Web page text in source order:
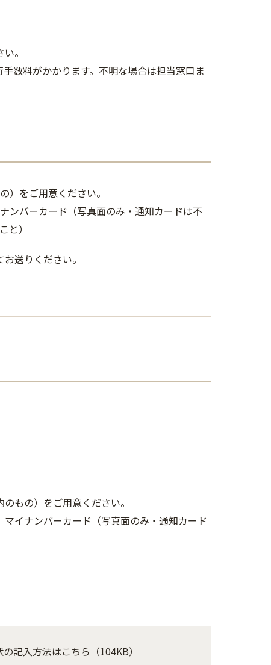
。
数料がかかります。不明な場合は担当窓口ま
）をご用意ください。
ンバーカード（写真面のみ・通知カードは不
と）
送りください。
もの）をご用意ください。
イナンバーカード（写真面のみ・通知カード
記入方法はこちら（104KB）